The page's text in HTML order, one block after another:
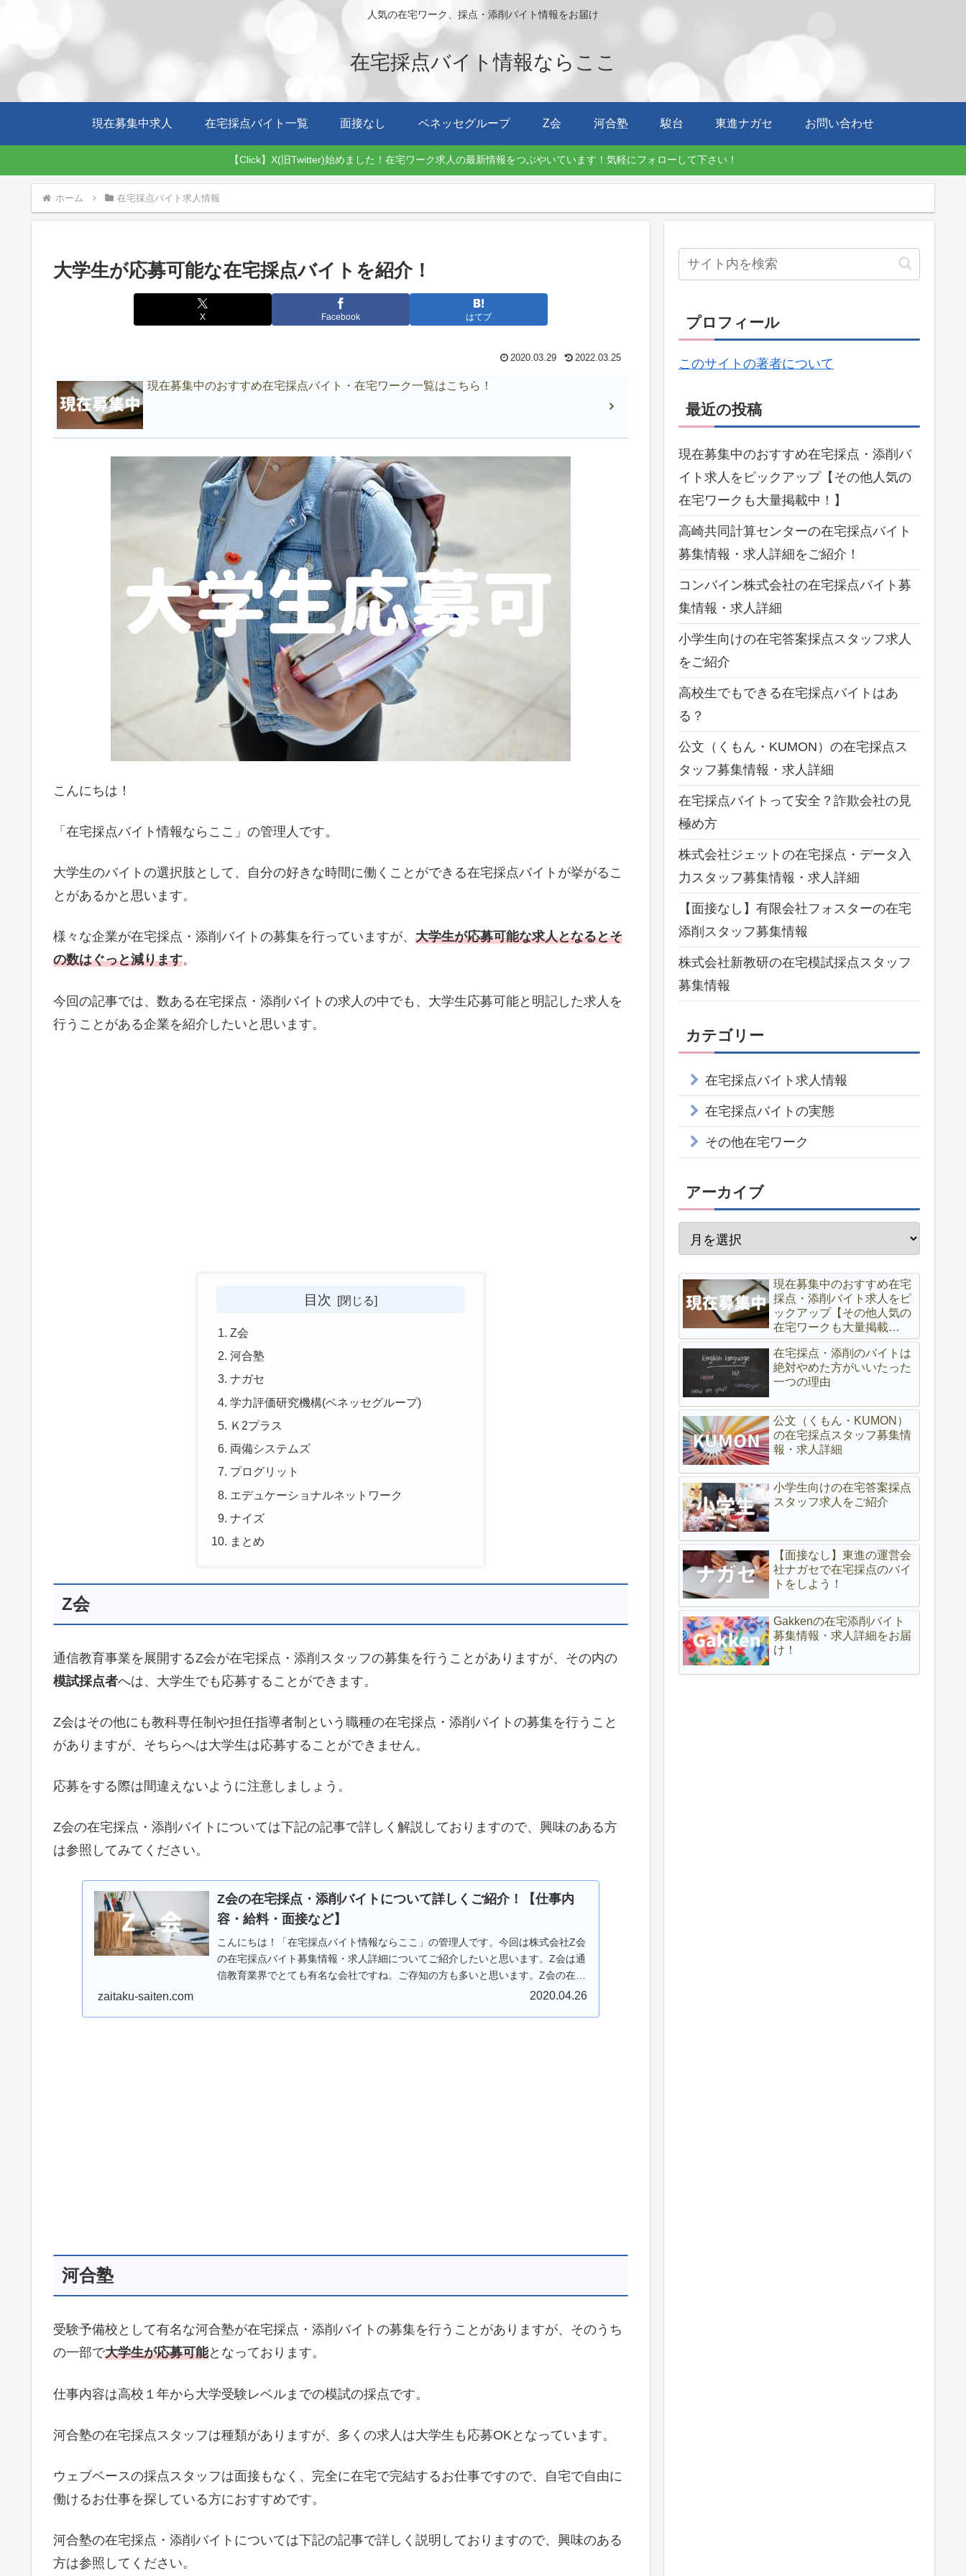
人気の在宅ワーク、採点・添削バイト情報をお届け
在宅採点バイト情報ならここ
現在募集中求人 在宅採点バイト一覧 面接なし ベネッセグループ Z会 河合塾 駿台 東進ナガセ お問い合わせ
【Click】X(旧Twitter)始めました！在宅ワーク求人の最新情報をつぶやいています！気軽にフォローして下さい！
ホーム 在宅採点バイト求人情報
大学生が応募可能な在宅採点バイトを紹介！
X Facebook はてブ
2020.03.29 2022.03.25
現在募集中のおすすめ在宅採点バイト・在宅ワーク一覧はこちら！
こんにちは！
「在宅採点バイト情報ならここ」の管理人です。
大学生のバイトの選択肢として、自分の好きな時間に働くことができる在宅採点バイトが挙がるこ
とがあるかと思います。
様々な企業が在宅採点・添削バイトの募集を行っていますが、 大学生が応募可能な求人となるとそ
の数はぐっと減ります。
今回の記事では、数ある在宅採点・添削バイトの求人の中でも、大学生応募可能と明記した求人を
行うことがある企業を紹介したいと思います。
目次
Z会
河合塾
ナガセ
学力評価研究機構(ベネッセグループ)
Ｋ2プラス
両備システムズ
プログリット
エデュケーショナルネットワーク
ナイズ
まとめ
Z会
通信教育事業を展開するZ会が在宅採点・添削スタッフの募集を行うことがありますが、その内の
模試採点者へは、大学生でも応募することができます。
Z会はその他にも教科専任制や担任指導者制という職種の在宅採点・添削バイトの募集を行うこと
がありますが、そちらへは大学生は応募することができません。
応募をする際は間違えないように注意しましょう。
Z会の在宅採点・添削バイトについては下記の記事で詳しく解説しておりますので、興味のある方
は参照してみてください。
Z会の在宅採点・添削バイトについて詳しくご紹介！【仕事内
容・給料・面接など】
こんにちは！「在宅採点バイト情報ならここ」の管理人です。今回は株式会社Z会
の在宅採点バイト募集情報・求人詳細についてご紹介したいと思います。Z会は通
信教育業界でとても有名な会社ですね。ご存知の方も多いと思います。Z会の在宅
zaitaku-saiten.com 2020.04.26
河合塾
受験予備校として有名な河合塾が在宅採点・添削バイトの募集を行うことがありますが、そのうち
の一部で大学生が応募可能となっております。
仕事内容は高校１年から大学受験レベルまでの模試の採点です。
河合塾の在宅採点スタッフは種類がありますが、多くの求人は大学生も応募OKとなっています。
ウェブベースの採点スタッフは面接もなく、完全に在宅で完結するお仕事ですので、自宅で自由に
働けるお仕事を探している方におすすめです。
河合塾の在宅採点・添削バイトについては下記の記事で詳しく説明しておりますので、興味のある
方は参照してください。
プロフィール
このサイトの著者について
最近の投稿
現在募集中のおすすめ在宅採点・添削バ
イト求人をピックアップ【その他人気の
在宅ワークも大量掲載中！】
高崎共同計算センターの在宅採点バイト
募集情報・求人詳細をご紹介！
コンバイン株式会社の在宅採点バイト募
集情報・求人詳細
小学生向けの在宅答案採点スタッフ求人
をご紹介
高校生でもできる在宅採点バイトはあ
る？
公文（くもん・KUMON）の在宅採点ス
タッフ募集情報・求人詳細
在宅採点バイトって安全？詐欺会社の見
極め方
株式会社ジェットの在宅採点・データ入
力スタッフ募集情報・求人詳細
【面接なし】有限会社フォスターの在宅
添削スタッフ募集情報
株式会社新教研の在宅模試採点スタッフ
募集情報
カテゴリー
在宅採点バイト求人情報
在宅採点バイトの実態
その他在宅ワーク
アーカイブ
現在募集中のおすすめ在宅
採点・添削バイト求人をピ
ックアップ【その他人気の
在宅ワークも大量掲載
中！】
在宅採点・添削のバイトは
絶対やめた方がいいたった
一つの理由
公文（くもん・KUMON）
の在宅採点スタッフ募集情
報・求人詳細
小学生向けの在宅答案採点
スタッフ求人をご紹介
【面接なし】東進の運営会
社ナガセで在宅採点のバイ
トをしよう！
Gakkenの在宅添削バイト
募集情報・求人詳細をお届
け！